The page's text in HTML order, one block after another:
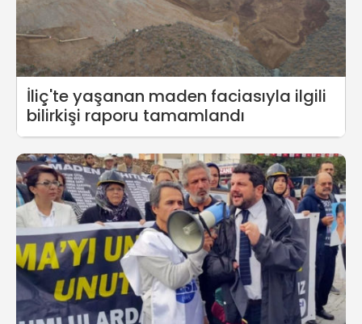
İliç'te yaşanan maden faciasıyla ilgili
bilirkişi raporu tamamlandı